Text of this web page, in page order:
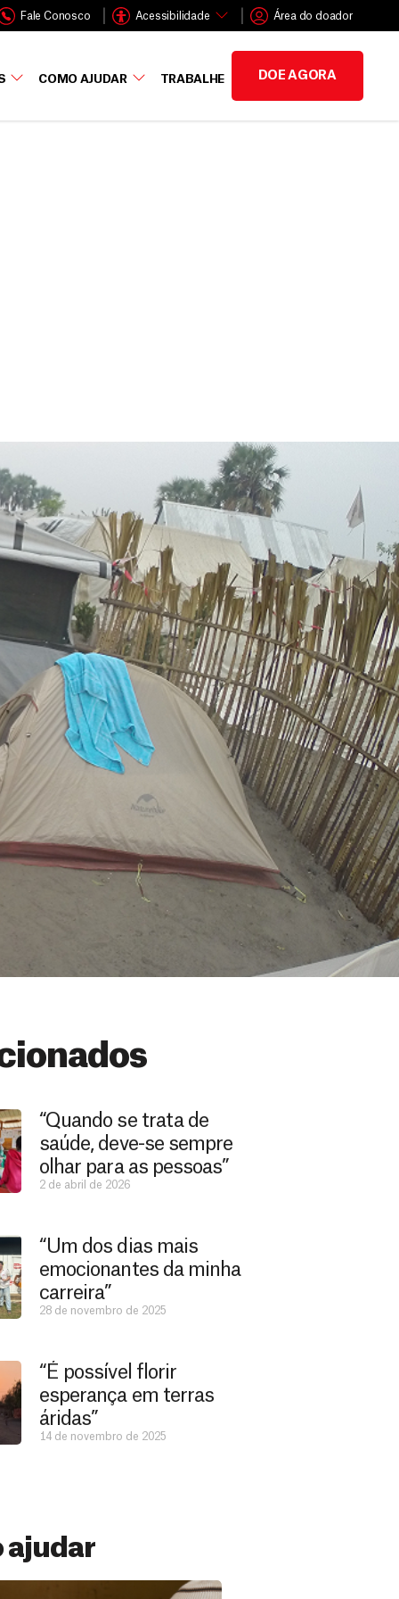
Fale Conosco Acessibilidade Área do doador
COMO AJUDAR TRABALHE DOE AGORA
“Quando se trata de
saúde, deve-se sempre
olhar para as pessoas”
2 de abril de 2026
“Um dos dias mais
emocionantes da minha
carreira”
28 de novembro de 2025
“É possível florir
esperança em terras
áridas”
14 de novembro de 2025
ajudar